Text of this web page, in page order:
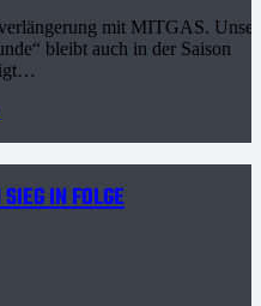
mit MITGAS. Unser
bleibt auch in der Saison
IN FOLGE